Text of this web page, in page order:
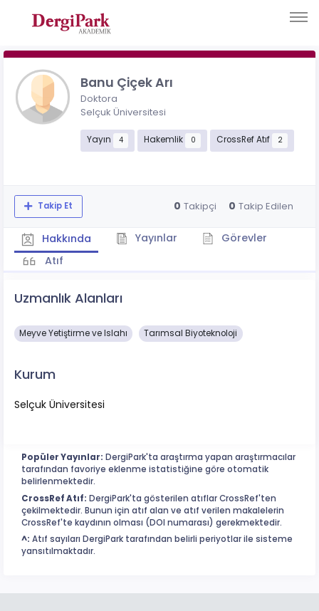
Banu Çiçek Arı
Doktora
Selçuk Üniversitesi
Yayın 4 Hakemlik 0 CrossRef Atıf 2
Takip Et 0 Takipçi 0 Takip Edilen
Hakkında Yayınlar
Görevler
Atıf
Uzmanlık Alanları
Meyve Yetiştirme ve Islahı Tarımsal Biyoteknoloji
Kurum
Selçuk Üniversitesi
Popüler Yayınlar: DergiPark'ta araştırma yapan araştırmacılar
tarafından favoriye eklenme istatistiğine göre otomatik
belirlenmektedir.
CrossRef Atıf: DergiPark'ta gösterilen atıflar CrossRef'ten
çekilmektedir. Bunun için atıf alan ve atıf verilen makalelerin
CrossRef'te kaydının olması (DOI numarası) gerekmektedir.
^: Atıf sayıları DergiPark tarafından belirli periyotlar ile sisteme
yansıtılmaktadır.